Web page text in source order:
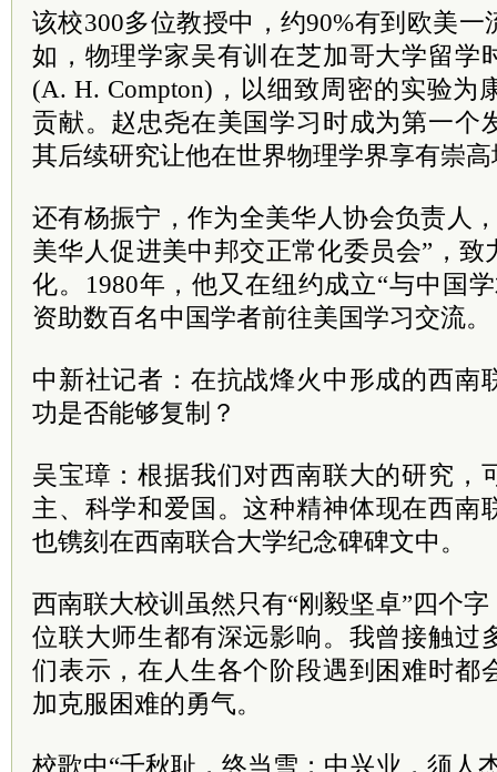
该校300多位教授中，约90%有到欧美
如，物理学家吴有训在芝加哥大学留学
(A. H. Compton)，以细致周密的实验为
贡献。赵忠尧在美国学习时成为第一个
其后续研究让他在世界物理学界享有崇
还有杨振宁，作为全美华人协会负责人
美华人促进美中邦交正常化委员会”，致
化。1980年，他又在纽约成立“与中国
资助数百名中国学者前往美国学习交流。
中新社记者：在抗战烽火中形成的西南
功是否能够复制？
吴宝璋：根据我们对西南联大的研究，
主、科学和爱国。这种精神体现在西南
也镌刻在西南联合大学纪念碑碑文中。
西南联大校训虽然只有“刚毅坚卓”四个
位联大师生都有深远影响。我曾接触过
们表示，在人生各个阶段遇到困难时都
加克服困难的勇气。
校歌中“千秋耻，终当雪；中兴业，须人